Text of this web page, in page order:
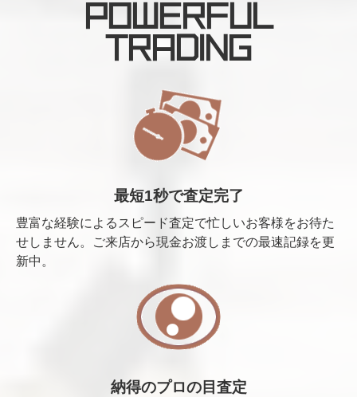
POWERFUL
TRADING
最短1秒で査定完了
豊富な経験によるスピード査定で忙しいお客様をお待た
せしません。ご来店から現金お渡しまでの最速記録を更
新中。
納得のプロの目査定